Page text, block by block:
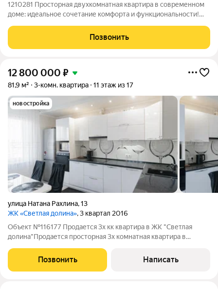
1210281 Просторная двухкомнатная квартира в современном
доме: идеальное сочетание комфорта и функциональности!
общей площадью 57,1 кв. м на 12 этаже 14этажного панельного
дома 2015 года постройки.
Позвонить
12 800 000 ₽
81,9 м² 3-комн. квартира 11 этаж из 17
новостройка
улица Натана Рахлина,13
ЖК «Светлая долина», 3 квартал 2016
Объект №116177 Продается 3х кк квартира в ЖК "Светлая
долина"Продается просторная 3х комнатная квартира в
площадь 81.9 кв.м. Квартира расположена на 11 этаже 17
этажного дома, построенного в 2018
Позвонить Написать